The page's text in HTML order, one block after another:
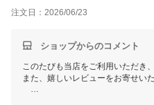
注文日：2026/06/23
ショップからのコメント
このたびも当店をご利用いただき
また、嬉しいレビューをお寄せい
「素早い発送に驚いた」とのお言